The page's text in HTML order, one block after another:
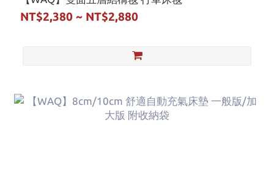
NT$2,380 ~ NT$2,880